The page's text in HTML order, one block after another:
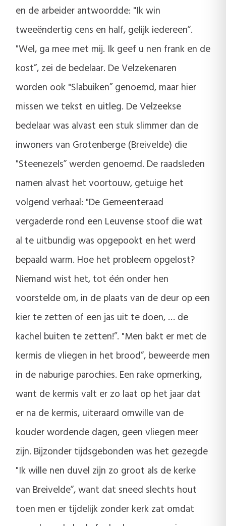
en de arbeider antwoordde: "Ik win
tweeëndertig cens en half, gelijk iedereen”.
"Wel, ga mee met mij. Ik geef u nen frank en de
kost”, zei de bedelaar. De Velzekenaren
worden ook "Slabuiken” genoemd, maar hier
missen we tekst en uitleg. De Velzeekse
bedelaar was alvast een stuk slimmer dan de
inwoners van Grotenberge (Breivelde) die
"Steenezels” werden genoemd. De raadsleden
namen alvast het voortouw, getuige het
volgend verhaal: "De Gemeenteraad
vergaderde rond een Leuvense stoof die wat
al te uitbundig was opgepookt en het werd
bepaald warm. Hoe het probleem opgelost?
Niemand wist het, tot één onder hen
voorstelde om, in de plaats van de deur op een
kier te zetten of een jas uit te doen, … de
kachel buiten te zetten!”. "Men bakt er met de
kermis de vliegen in het brood”, beweerde men
in de naburige parochies. Een rake opmerking,
want de kermis valt er zo laat op het jaar dat
er na de kermis, uiteraard omwille van de
kouder wordende dagen, geen vliegen meer
zijn. Bijzonder tijdsgebonden was het gezegde
"Ik wille nen duvel zijn zo groot als de kerke
van Breivelde”, want dat sneed slechts hout
toen men er tijdelijk zonder kerk zat omdat